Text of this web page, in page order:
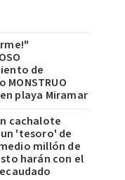
de
MONSTRUO
en playa Miramar
cachalote
'tesoro' de
millón de
harán con el